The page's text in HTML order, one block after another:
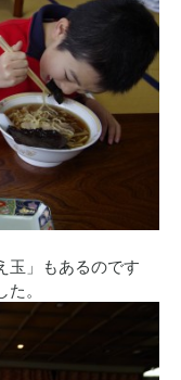
」もあるのです
。